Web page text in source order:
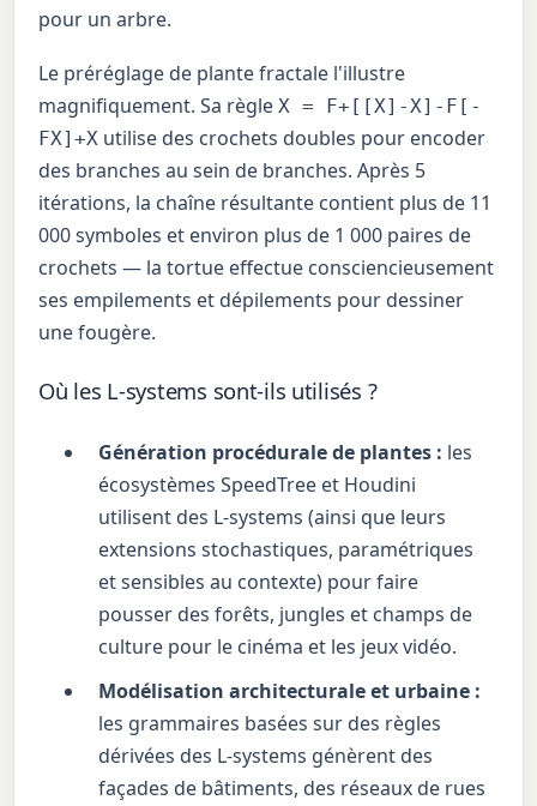
pour un arbre.
Le préréglage de plante fractale l'illustre
magnifiquement. Sa règleX = F+[[X]-X]-F[-
FX]+X utilise des crochets doubles pour encoder
des branches au sein de branches. Après 5
itérations, la chaîne résultante contient plus de 11
000 symboles et environ plus de 1 000 paires de
crochets — la tortue effectue consciencieusement
ses empilements et dépilements pour dessiner
une fougère.
Où les L-systems sont-ils utilisés ?
Génération procédurale de plantes : les
écosystèmes SpeedTree et Houdini
utilisent des L-systems (ainsi que leurs
extensions stochastiques, paramétriques
et sensibles au contexte) pour faire
pousser des forêts, jungles et champs de
culture pour le cinéma et les jeux vidéo.
Modélisation architecturale et urbaine :
les grammaires basées sur des règles
dérivées des L-systems génèrent des
façades de bâtiments, des réseaux de rues